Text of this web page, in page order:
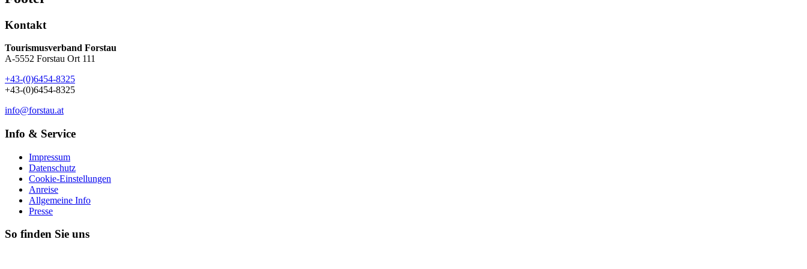
Kontakt
Tourismusverband Forstau
A-5552 Forstau Ort 111
+43-(0)6454-8325
+43-(0)6454-8325
info@forstau.at
Info & Service
Impressum
Datenschutz
Cookie-Einstellungen
Anreise
Allgemeine Info
Presse
So finden Sie uns